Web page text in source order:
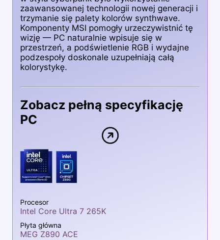
zaawansowanej technologii nowej generacji i
trzymanie się palety kolorów synthwave.
Komponenty MSI pomogły urzeczywistnić tę
wizję — PC naturalnie wpisuje się w
przestrzeń, a podświetlenie RGB i wydajne
podzespoły doskonale uzupełniają całą
kolorystykę.
Zobacz pełną specyfikację
PC
Procesor
Intel Core Ultra 7 265K
Płyta główna
MEG Z890 ACE